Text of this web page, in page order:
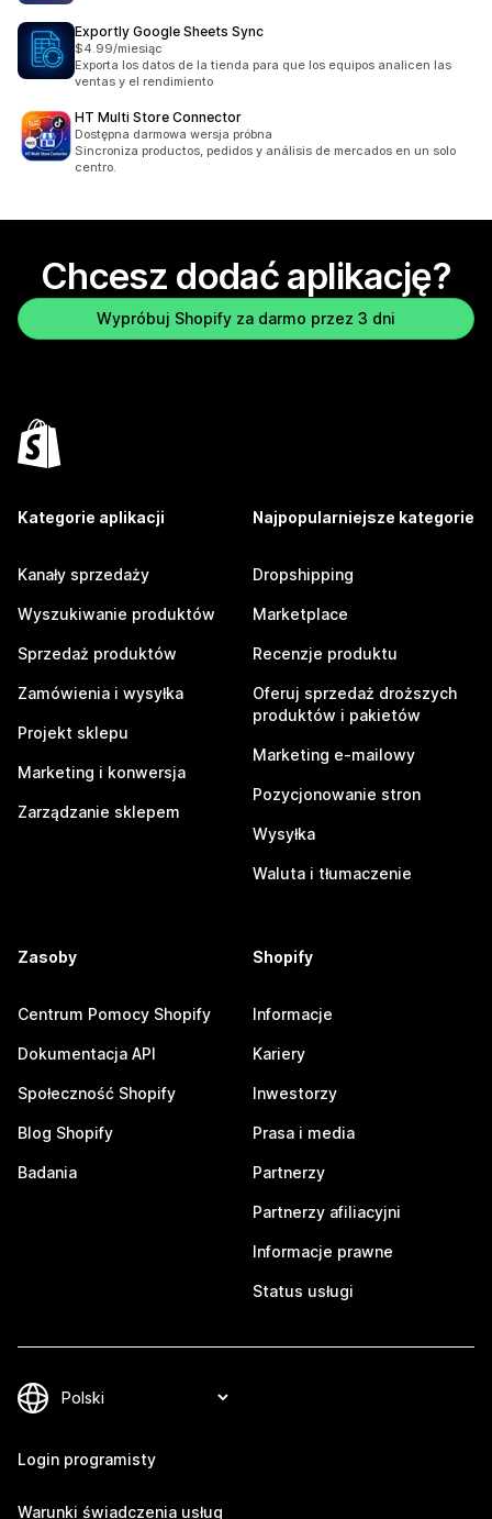
Exportly Google Sheets Sync
$4.99/miesiąc
Exporta los datos de la tienda para que los equipos analicen las
ventas y el rendimiento
HT Multi Store Connector
Dostępna darmowa wersja próbna
Sincroniza productos, pedidos y análisis de mercados en un solo
centro.
Chcesz dodać aplikację?
Wypróbuj Shopify za darmo przez 3 dni
Kategorie aplikacji
Kanały sprzedaży
Wyszukiwanie produktów
Sprzedaż produktów
Zamówienia i wysyłka
Projekt sklepu
Marketing i konwersja
Zarządzanie sklepem
Najpopularniejsze kategorie
Dropshipping
Marketplace
Recenzje produktu
Oferuj sprzedaż droższych
produktów i pakietów
Marketing e-mailowy
Pozycjonowanie stron
Wysyłka
Waluta i tłumaczenie
Zasoby
Centrum Pomocy Shopify
Dokumentacja API
Społeczność Shopify
Blog Shopify
Badania
Shopify
Informacje
Kariery
Inwestorzy
Prasa i media
Partnerzy
Partnerzy afiliacyjni
Informacje prawne
Status usługi
Login programisty
Warunki świadczenia usług